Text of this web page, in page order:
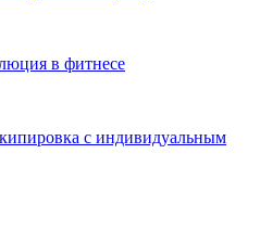
в фитнесе
с индивидуальным